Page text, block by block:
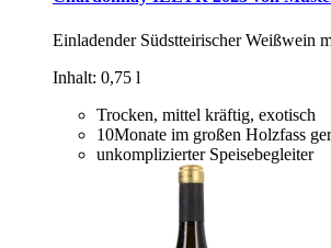
Einladender Südstteirischer Weißwein
Inhalt: 0,75 l
Trocken, mittel kräftig, exotisch
10Monate im großen Holzfass
unkomplizierter Speisebegleiter